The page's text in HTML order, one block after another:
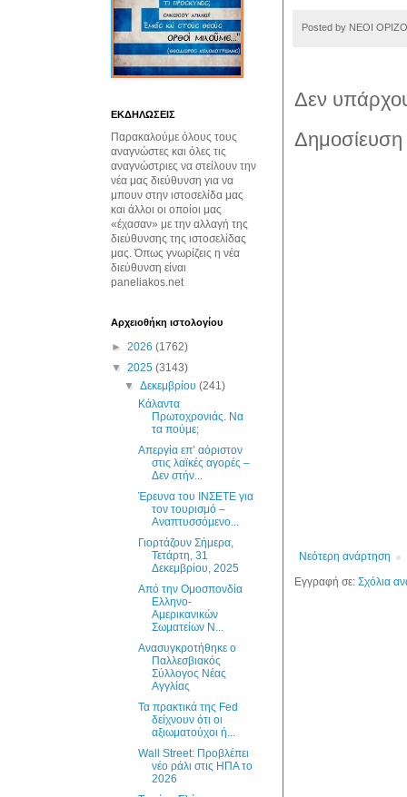
Posted by ΝΕΟΙ
Δεν
Δημοσίευση
Νεότερη ανάρτηση
Εγγραφή σε: Σχόλια
ΕΚΔΗΛΩΣΕΙΣ
Παρακαλούμε όλους τους
αναγνώστες και όλες τις
αναγνώστριες να στείλουν την
νέα μας διεύθυνση για να
μπουν στην ιστοσελίδα μας
και άλλοι οι οποίοι μας
«έχασαν» με την αλλαγή της
διεύθυνσης της ιστοσελίδας
μας. Όπως γνωρίζεις η νέα
διεύθυνση είναι
paneliakos.net
Αρχειοθήκη ιστολογίου
► 2026 (1762)
▼ 2025 (3143)
▼Δεκεμβρίου(241)
Κάλαντα
Πρωτοχρονιάς. Να
τα πούμε;
Απεργία επ’ αόριστον
στις λαϊκές αγορές –
Δεν στήν...
Έρευνα του ΙΝΣΕΤΕ για
τον τουρισμό –
Αναπτυσσόμενο...
Γιορτάζουν Σήμερα,
Τετάρτη, 31
Δεκεμβρίου, 2025
Από την Ομοσπονδία
Ελληνο-
Αμερικανικών
Σωματείων Ν...
Ανασυγκροτήθηκε ο
Παλλεσβιακός
Σύλλογος Νέας
Αγγλίας
Τα πρακτικά της Fed
δείχνουν ότι οι
αξιωματούχοι ή...
Wall Street: Προβλέπει
νέο ράλι στις ΗΠΑ το
2026